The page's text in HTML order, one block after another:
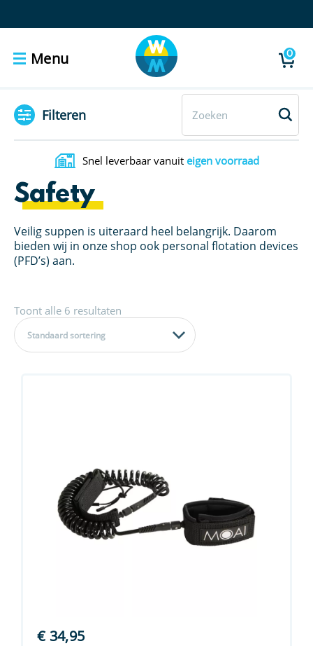
Menu 0
Filteren
Snel leverbaar vanuit eigen voorraad
Safety
Veilig suppen is uiteraard heel belangrijk. Daarom
bieden wij in onze shop ook personal flotation devices
(PFD’s) aan.
Toont alle 6 resultaten
Standaard sortering
€34,95